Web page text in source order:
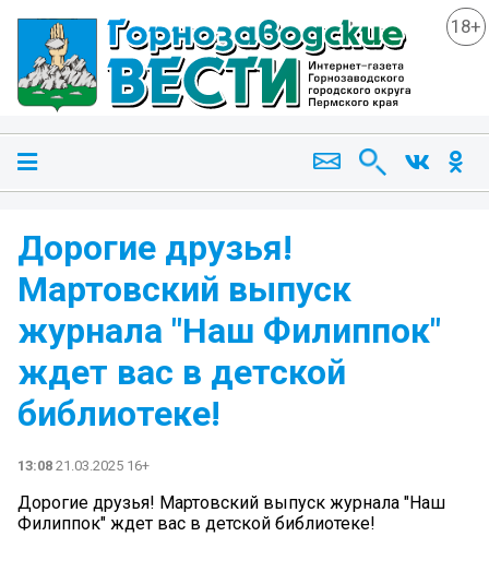
18+
Дорогие друзья!
Мартовский выпуск
журнала "Наш Филиппок"
ждет вас в детской
библиотеке!
13:08 21.03.2025 16+
Дорогие друзья! Мартовский выпуск журнала "Наш
Филиппок" ждет вас в детской библиотеке!